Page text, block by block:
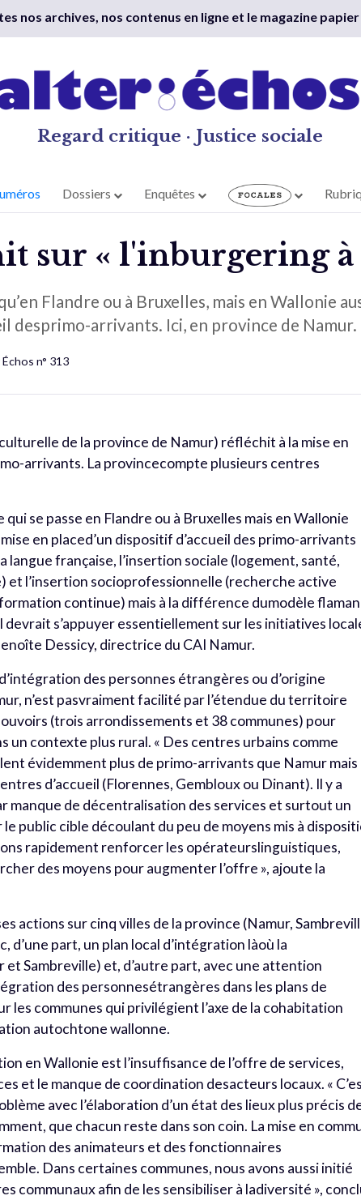
nos archives, nos contenus en ligne et le magazine papier
Regard critique · Justice sociale
Dossiers Enquêtes
sur « l'inburgering à
Flandre ou à Bruxelles, mais en Wallonie
desprimo-arrivants. Ici, en province de Namur.
n° 313
de la province de Namur) réfléchit à la mise en
arrivants. La provincecompte plusieurs centres
qui se passe en Flandre ou à Bruxelles mais en Wallonie
en placed’un dispositif d’accueil des primo-arrivants
langue française, l’insertion sociale (logement, santé,
et l’insertion socioprofessionnelle (recherche active
continue) mais à la différence dumodèle
devrait s’appuyer essentiellement sur les initiatives
Dessicy, directrice du CAI Namur.
des personnes étrangères ou d’origine
n’est pasvraiment facilité par l’étendue du territoire
(trois arrondissements et 38 communes) pour
un contexte plus rural. « Des centres urbains comme
évidemment plus de primo-arrivants que Namur mais
d’accueil (Florennes, Gembloux ou Dinant). Il y a
manque de décentralisation des services et surtout un
public cible découlant du peu de moyens mis à
rapidement renforcer les opérateurslinguistiques,
des moyens pour augmenter l’offre », ajoute la
actions sur cinq villes de la province (Namur,
d’une part, un plan local d’intégration làoù la
Sambreville) et, d’autre part, avec une attention
des personnesétrangères dans les plans de
les communes qui privilégient l’axe de la cohabitation
autochtone wallonne.
en Wallonie est l’insuffisance de l’offre de services,
et le manque de coordination desacteurs locaux. «
avec l’élaboration d’un état des lieux plus précis
que chacun reste dans son coin. La mise en
des animateurs et des fonctionnaires
Dans certaines communes, nous avons aussi initié
communaux afin de les sensibiliser à ladiversité »,